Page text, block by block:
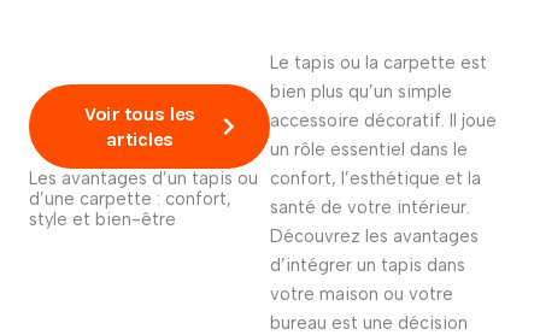
Les avantages d’un tapis ou
d’une carpette : confort,
style et bien-être
Voir tous les
articles
Le tapis ou la carpette est
bien plus qu’un simple
accessoire décoratif. Il joue
un rôle essentiel dans le
confort, l’esthétique et la
santé de votre intérieur.
Découvrez les avantages
d’intégrer un tapis dans
votre maison ou votre
bureau est une décision